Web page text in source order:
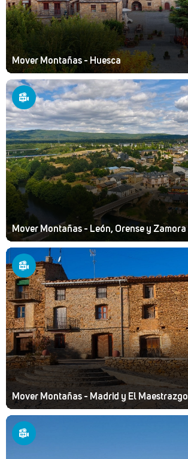
Mover Montañas - Huesca
Mover Montañas - León, Orense y Zamora
Mover Montañas - Madrid y El Maestrazgo